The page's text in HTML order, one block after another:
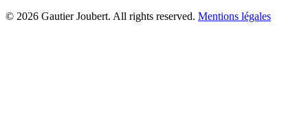
© 2026 Gautier Joubert. All rights reserved. Mentions légales